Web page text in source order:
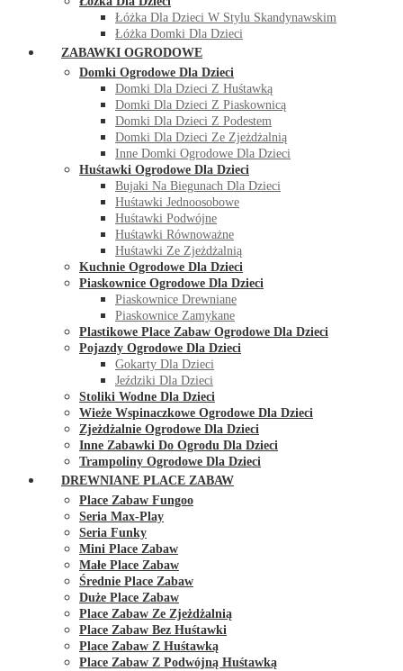
Łóżka Dla Dzieci W Stylu Skandynawskim
Łóżka Domki Dla Dzieci
ZABAWKI OGRODOWE
Domki Ogrodowe Dla Dzieci
Domki Dla Dzieci Z Huśtawką
Domki Dla Dzieci Z Piaskownicą
Domki Dla Dzieci Z Podestem
Domki Dla Dzieci Ze Zjeżdżalnią
Inne Domki Ogrodowe Dla Dzieci
Huśtawki Ogrodowe Dla Dzieci
Bujaki Na Biegunach Dla Dzieci
Huśtawki Jednoosobowe
Huśtawki Podwójne
Huśtawki Równoważne
Huśtawki Ze Zjeżdżalnią
Kuchnie Ogrodowe Dla Dzieci
Piaskownice Ogrodowe Dla Dzieci
Piaskownice Drewniane
Piaskownice Zamykane
Plastikowe Place Zabaw Ogrodowe Dla Dzieci
Pojazdy Ogrodowe Dla Dzieci
Gokarty Dla Dzieci
Jeździki Dla Dzieci
Stoliki Wodne Dla Dzieci
Wieże Wspinaczkowe Ogrodowe Dla Dzieci
Zjeżdżalnie Ogrodowe Dla Dzieci
Inne Zabawki Do Ogrodu Dla Dzieci
Trampoliny Ogrodowe Dla Dzieci
DREWNIANE PLACE ZABAW
Place Zabaw Fungoo
Seria Max-Play
Seria Funky
Mini Place Zabaw
Małe Place Zabaw
Średnie Place Zabaw
Duże Place Zabaw
Place Zabaw Ze Zjeżdżalnią
Place Zabaw Bez Huśtawki
Place Zabaw Z Huśtawką
Place Zabaw Z Podwójną Huśtawką